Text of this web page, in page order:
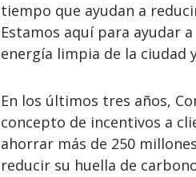
tiempo que ayudan a
Estamos aquí para ayudar
energía limpia de la ciudad
En los últimos tres años,
concepto de incentivos a
ahorrar más de 250
reducir su huella de